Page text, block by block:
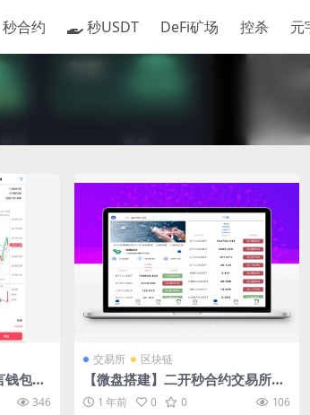
秒合约 秒USDT DeFi矿场 控杀 元
钱包登
币交346
交易所 区块链
【微盘搭建】二开秒合约交易所源
码前后端开源vue工程完美运营版
1 年前 0 0 106